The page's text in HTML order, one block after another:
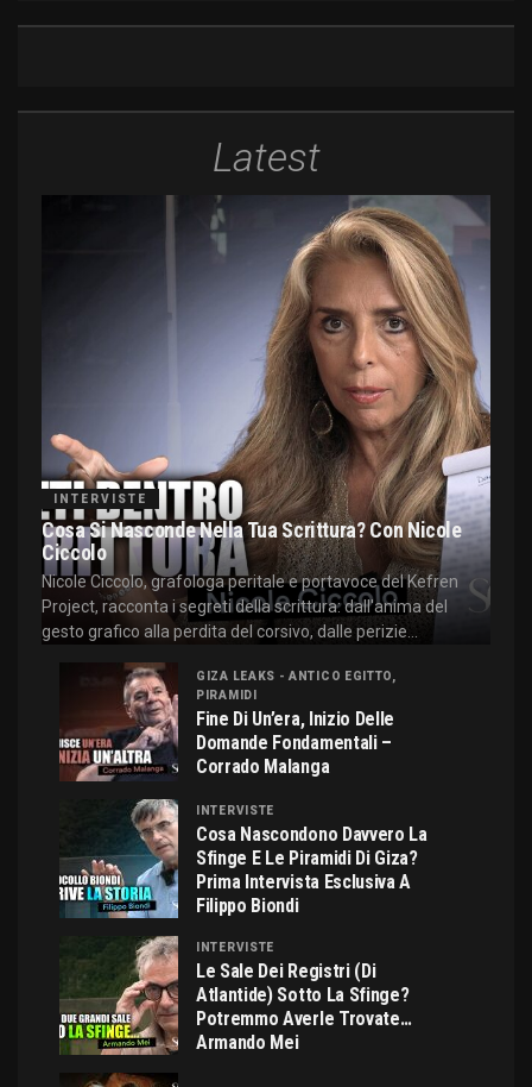
Latest
INTERVISTE
Cosa Si Nasconde Nella Tua Scrittura? Con Nicole
Ciccolo
Nicole Ciccolo, grafologa peritale e portavoce del Kefren
Project, racconta i segreti della scrittura: dall'anima del
gesto grafico alla perdita del corsivo, dalle perizie...
GIZA LEAKS - ANTICO EGITTO,
PIRAMIDI
Fine Di Un’era, Inizio Delle
Domande Fondamentali –
Corrado Malanga
INTERVISTE
Cosa Nascondono Davvero La
Sfinge E Le Piramidi Di Giza?
Prima Intervista Esclusiva A
Filippo Biondi
INTERVISTE
Le Sale Dei Registri (di
Atlantide) Sotto La Sfinge?
Potremmo Averle Trovate…
Armando Mei